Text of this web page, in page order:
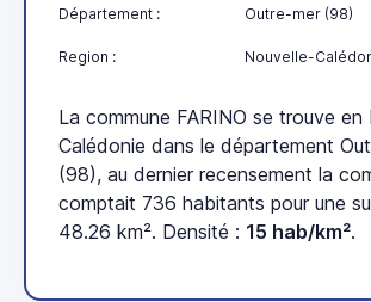
Département : Outre-mer (98)
Region : Nouvelle-
La commune FARINO se trouve en
Calédonie dans le département
(98), au dernier recensement la
comptait 736 habitants pour une
48.26 km². Densité : 15 hab/km².